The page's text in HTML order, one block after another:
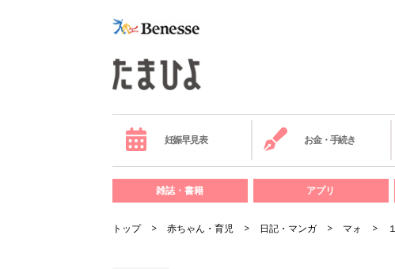
妊娠早見表 お金・手続き
雑誌・書籍 アプリ
トップ 赤ちゃん・育児 日記・マンガ マォ